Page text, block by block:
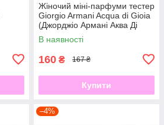
Жіночий міні-парфуми тестер
Giorgio Armani Acqua di Gioia
(Джорджіо Армані Аква Ді
Джиола) 40 мл
В наявності
160 ₴ 167 ₴
Купити
–4%